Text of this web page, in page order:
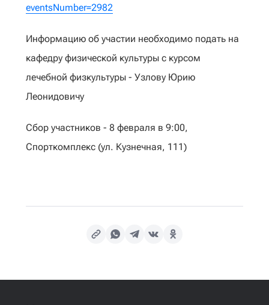
eventsNumber=2982
Информацию об участии необходимо подать на
кафедру физической культуры с курсом
лечебной физкультуры - Узлову Юрию
Леонидовичу
Сбор участников - 8 февраля в 9:00,
Спорткомплекс (ул. Кузнечная, 111)